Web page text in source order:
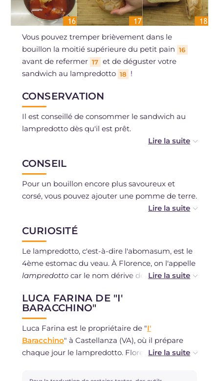
Vous pouvez tremper brièvement dans le
bouillon la moitié supérieure du petit pain 16
avant de refermer 17 et de déguster votre
sandwich au lampredotto 18 !
CONSERVATION
Il est conseillé de consommer le sandwich au
lampredotto dès qu'il est prêt.
CONSEIL
Pour un bouillon encore plus savoureux et
corsé, vous pouvez ajouter une pomme de terre.
au lampredotto, une revisite gourmande !
CURIOSITÉ
Le lampredotto, c'est-à-dire l'abomasum, est le
4ème estomac du veau. À Florence, on l'appelle
lampredottocar le nom dérive de la lamproie,
rappelle la forme et les caractéristiques
esthétiques.
Celle du lampredotto est une recette très
ancienne, datant de plus de 100 ans.
LUCA FARINA DE "I'
BARACCHINO"
Luca Farina est le propriétaire de "I'
Baracchino" à Castellanza (VA), où il prépare
chaque jour le lampredotto. Florentin de
spécial, servi à la manière classique seulement